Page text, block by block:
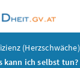
(Herzschwäche)
kann ich selbst tun?